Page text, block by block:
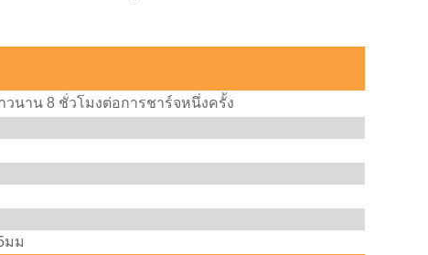
วนาน 8 ชั่วโมงต่อการชาร์จหนึ่งครั้ง
มม